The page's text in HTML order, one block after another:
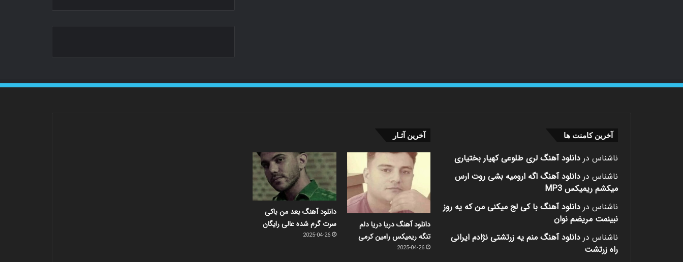
آخرین کامنت ها
ناشناس در دانلود آهنگ لری طلوعی کهیار بختیاری
ناشناس در دانلود آهنگ اگه ارومیه بشی روت ارس
میکشم ریمیکس MP3
ناشناس در دانلود آهنگ با کی لج میکنی من که یه روز
نبینمت مریضم نوان
ناشناس در دانلود آهنگ منم یه زرتشتی نژادم ایرانی
راه زرتشت
آخرین آثـار
دانلود آهنگ دریا دریا دلم
تنگه ریمیکس رامین کرمی
2025-04-26
دانلود آهنگ بعد من باکی
سرت گرم شده عالی رایگان
2025-04-26